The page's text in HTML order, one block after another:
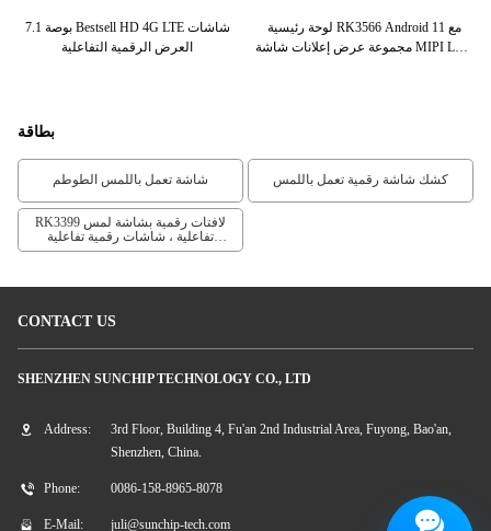
7.1 بوصة Bestsell HD 4G LTE شاشات
العرض الرقمية التفاعلية
لوحة رئيسية RK3566 Android 11 مع
مجموعة عرض إعلانات شاشة MIPI LCD
بطاقة
شاشة تعمل باللمس الطوطم كشك شاشة رقمية تعمل باللمس
RK3399 لافتات رقمية بشاشة لمس
تفاعلية ، شاشات رقمية تفاعلية
RK3288 ، 10.1 "IPS شاشة تعمل
CONTACT US
SHENZHEN SUNCHIP TECHNOLOGY CO., LTD
Address:
3rd Floor, Building 4, Fu'an 2nd Industrial Area, Fuyong, Bao'an,
Shenzhen, China.
Phone: 0086-158-8965-8078
E-Mail: juli@sunchip-tech.com